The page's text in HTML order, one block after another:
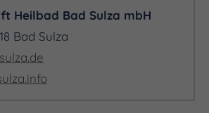
Heilbad Bad Sulza mbH
Bad Sulza